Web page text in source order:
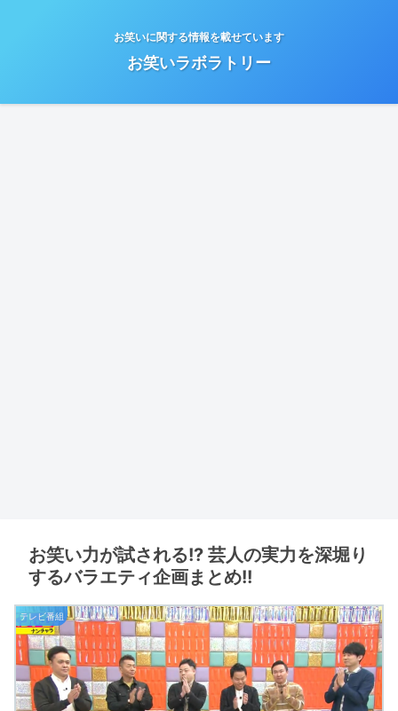
お笑いに関する情報を載せています
お笑いラボラトリー
お笑い力が試される!? 芸人の実力を深堀り
するバラエティ企画まとめ!!
テレビ番組